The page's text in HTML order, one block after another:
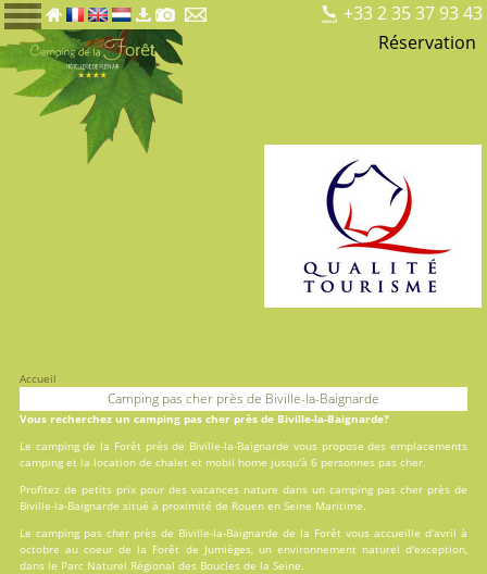
+33 2 35 37 93 43
Réservation
Accueil
Camping pas cher près de Biville-la-Baignarde
Vous recherchez un camping pas cher près de Biville-la-Baignarde?
Le camping de la Forêt près de Biville-la-Baignarde vous propose desemplacements
campinget la locationde chalet et mobil home jusqu'à 6 personnes pas cher.
Profitez de petits prix pour des vacances nature dans un camping pas cher près de
Biville-la-Baignarde situé à proximité de Rouen en Seine Maritime.
Le camping pas cher près de Biville-la-Baignarde de la Forêt vous accueille d'avril à
octobre au coeur de la Forêt de Jumièges, un environnement naturel d'exception,
dans le Parc Naturel Régional des Boucles de la Seine.